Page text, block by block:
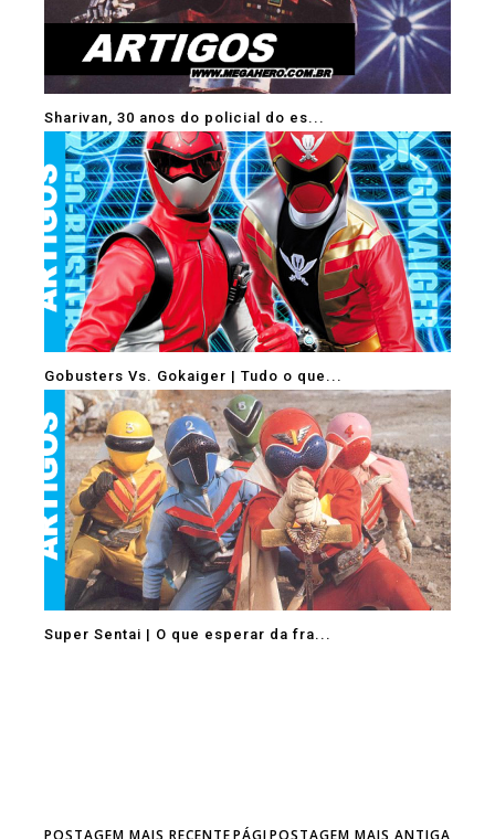
Sharivan, 30 anos do policial do es...
Gobusters Vs. Gokaiger | Tudo o que...
Super Sentai | O que esperar da fra...